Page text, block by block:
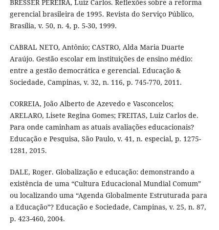
BRESSER PEREIRA, Luiz Carlos. Reflexões sobre a reforma
gerencial brasileira de 1995. Revista do Serviço Público,
Brasília, v. 50, n. 4, p. 5-30, 1999.
CABRAL NETO, Antônio; CASTRO, Alda Maria Duarte
Araújo. Gestão escolar em instituições de ensino médio:
entre a gestão democrática e gerencial. Educação &
Sociedade, Campinas, v. 32, n. 116, p. 745-770, 2011.
CORREIA, João Alberto de Azevedo e Vasconcelos;
ARELARO, Lisete Regina Gomes; FREITAS, Luiz Carlos de.
Para onde caminham as atuais avaliações educacionais?
Educação e Pesquisa, São Paulo, v. 41, n. especial, p. 1275-
1281, 2015.
DALE, Roger. Globalização e educação: demonstrando a
existência de uma “Cultura Educacional Mundial Comum”
ou localizando uma “Agenda Globalmente Estruturada para
a Educação”? Educação e Sociedade, Campinas, v. 25, n. 87,
p. 423-460, 2004.